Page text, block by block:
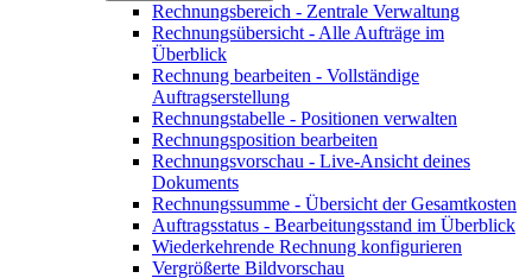
Rechnungsbereich - Zentrale Verwaltung
Rechnungsübersicht - Alle Aufträge im
Überblick
Rechnung bearbeiten - Vollständige
Auftragserstellung
Rechnungstabelle - Positionen verwalten
Rechnungsposition bearbeiten
Rechnungsvorschau - Live-Ansicht deines
Dokuments
Rechnungssumme - Übersicht der Gesamtkosten
Auftragsstatus - Bearbeitungsstand im Überblick
Wiederkehrende Rechnung konfigurieren
Vergrößerte Bildvorschau